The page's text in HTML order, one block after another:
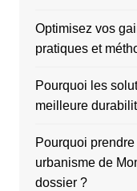
Optimisez vos
pratiques et
Pourquoi les
meilleure
Pourquoi
urbanisme de
dossier ?